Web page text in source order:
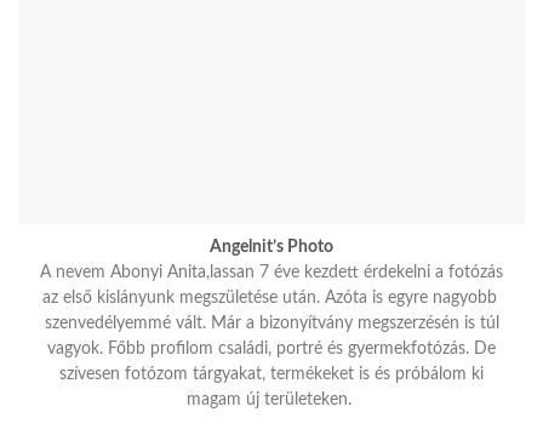
Angelnit’s Photo
A nevem Abonyi Anita,lassan 7 éve kezdett érdekelni a fotózás
az első kislányunk megszületése után. Azóta is egyre nagyobb
szenvedélyemmé vált. Már a bizonyítvány megszerzésén is túl
vagyok. Főbb profilom családi, portré és gyermekfotózás. De
szívesen fotózom tárgyakat, termékeket is és próbálom ki
magam új területeken.